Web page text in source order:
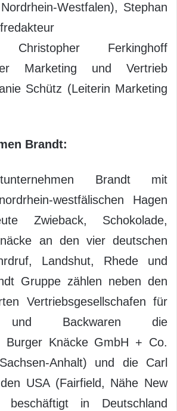
Westfalen), Stephan
Christopher Ferkinghoff
Marketing und Vertrieb
Schütz (Leiterin Marketing
Brandt:
Brandt mit
westfälischen Hagen
Zwieback, Schokolade,
an den vier deutschen
Landshut, Rhede und
Gruppe zählen neben den
Vertriebsgesellschafen für
und Backwaren die
Burger Knäcke GmbH + Co.
Anhalt) und die Carl
USA (Fairfield, Nähe New
beschäftigt in Deutschland